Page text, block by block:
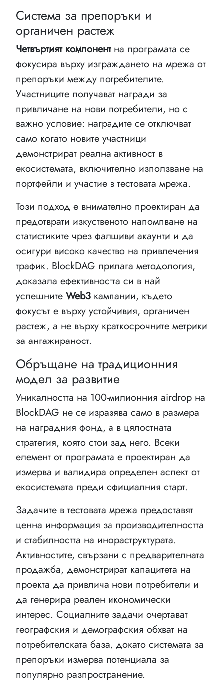
Система за препоръки и
органичен растеж
Четвъртият компонентна програмата се
фокусира върху изграждането на мрежа от
препоръки между потребителите.
Участниците получават награди за
привличане на нови потребители, но с
важно условие: наградите се отключват
само когато новите участници
демонстрират реална активност в
екосистемата, включително използване на
портфейли и участие в тестовата мрежа.
Този подход е внимателно проектиран да
предотврати изкуственото напомпване на
статистиките чрез фалшиви акаунти и да
осигури високо качество на привлечения
трафик. BlockDAG прилага методология,
доказала ефективността си в най
успешните Web3 кампании, където
фокусът е върху устойчивия, органичен
растеж, а не върху краткосрочните метрики
за ангажираност.
Обръщане на традиционния
модел за развитие
Уникалността на 100-милионния аirdrop на
BlockDAG не се изразява само в размера
на наградния фонд, а в цялостната
стратегия, която стои зад него. Всеки
елемент от програмата е проектиран да
измерва и валидира определен аспект от
екосистемата преди официалния старт.
Задачите в тестовата мрежа предоставят
ценна информация за производителността
и стабилността на инфраструктурата.
Активностите, свързани с предварителната
продажба, демонстрират капацитета на
проекта да привлича нови потребители и
да генерира реален икономически
интерес. Социалните задачи очертават
географския и демографския обхват на
потребителската база, докато системата за
препоръки измерва потенциала за
популярно разпространение.